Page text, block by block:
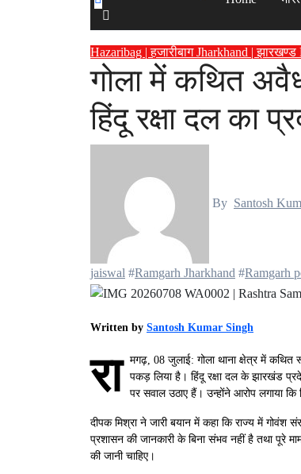
Hazaribag | हजारीबागJharkhand | झारखण्ड
गोला में कथित
हिंदू रक्षा दल का
By Santosh
jaiswal #Ramgarh Jharkhand #Ramgarh
Written by Santosh Kumar Singh
रा
मगढ़, 08 जुलाई: गोला थाना क्षेत्र में
पकड़ लिया है। हिंदू रक्षा दल के झारखंड
पर सवाल उठाए हैं। उन्होंने आरोप लगाया
दीपक मिश्रा ने जारी बयान में कहा कि राज्य में गोवंश
प्रशासन की जानकारी के बिना संभव नहीं है तथा पूरे
की जानी चाहिए।